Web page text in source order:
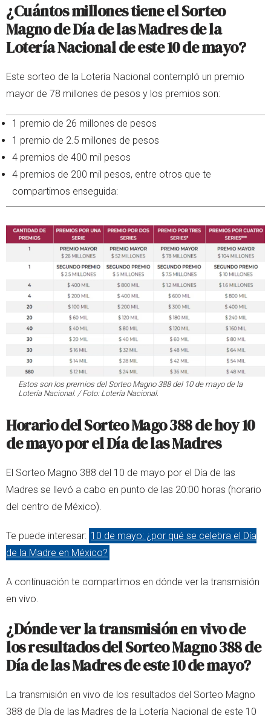
¿Cuántos millones tiene el Sorteo
Magno de Día de las Madres de la
Lotería Nacional de este 10 de mayo?
Este sorteo de la Lotería Nacional contempló un premio
mayor de 78 millones de pesos y los premios son:
1 premio de 26 millones de pesos
1 premio de 2.5 millones de pesos
4 premios de 400 mil pesos
4 premios de 200 mil pesos, entre otros que te
compartimos enseguida:
Estos son los premios del Sorteo Magno 388 del 10 de mayo de la
Lotería Nacional. / Foto: Lotería Nacional.
Horario del Sorteo Mago 388 de hoy 10
de mayo por el Día de las Madres
El Sorteo Magno 388 del 10 de mayo por el Día de las
Madres se llevó a cabo en punto de las 20:00 horas (horario
del centro de México).
Te puede interesar: 10 de mayo: ¿por qué se celebra el Día
de la Madre en México?
A continuación te compartimos en dónde ver la transmisión
en vivo.
¿Dónde ver la transmisión en vivo de
los resultados del Sorteo Magno 388 de
Día de las Madres de este 10 de mayo?
La transmisión en vivo de los resultados del Sorteo Magno
388 de Día de las Madres de la Lotería Nacional de este 10